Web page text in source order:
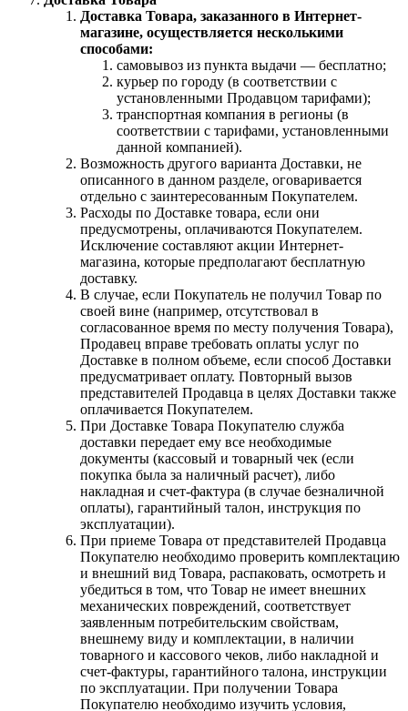
Доставка Товара, заказанного в Интернет-
магазине, осуществляется несколькими
способами:
самовывоз из пункта выдачи — бесплатно;
курьер по городу (в соответствии с
установленными Продавцом тарифами);
транспортная компания в регионы (в
соответствии с тарифами, установленными
данной компанией).
Возможность другого варианта Доставки, не
описанного в данном разделе, оговаривается
отдельно с заинтересованным Покупателем.
Расходы по Доставке товара, если они
предусмотрены, оплачиваются Покупателем.
Исключение составляют акции Интернет-
магазина, которые предполагают бесплатную
доставку.
В случае, если Покупатель не получил Товар по
своей вине (например, отсутствовал в
согласованное время по месту получения Товара),
Продавец вправе требовать оплаты услуг по
Доставке в полном объеме, если способ Доставки
предусматривает оплату. Повторный вызов
представителей Продавца в целях Доставки также
оплачивается Покупателем.
При Доставке Товара Покупателю служба
доставки передает ему все необходимые
документы (кассовый и товарный чек (если
покупка была за наличный расчет), либо
накладная и счет-фактура (в случае безналичной
оплаты), гарантийный талон, инструкция по
эксплуатации).
При приеме Товара от представителей Продавца
Покупателю необходимо проверить комплектацию
и внешний вид Товара, распаковать, осмотреть и
убедиться в том, что Товар не имеет внешних
механических повреждений, соответствует
заявленным потребительским свойствам,
внешнему виду и комплектации, в наличии
товарного и кассового чеков, либо накладной и
счет-фактуры, гарантийного талона, инструкции
по эксплуатации. При получении Товара
Покупателю необходимо изучить условия,